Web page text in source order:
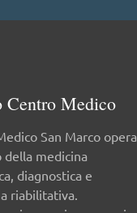
Centro Medico
San Marco opera
della medicina
diagnostica e
riabilitativa.